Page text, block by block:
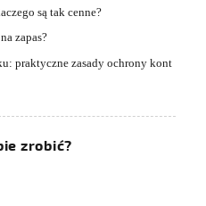
są tak cenne?
zapas?
praktyczne zasady ochrony kont
zrobić?